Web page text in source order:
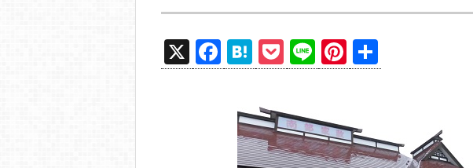
X
F
a
H
at
e
n
a
P
o
et
Li
n
Pi
nt
e
st
有